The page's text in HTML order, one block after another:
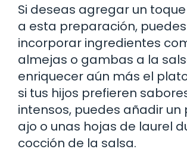
Si deseas agregar un
a esta preparación, puedes
incorporar ingredientes
almejas o gambas a la
enriquecer aún más el
si tus hijos prefieren
intensos, puedes añadir un
ajo o unas hojas de laurel
cocción de la salsa.